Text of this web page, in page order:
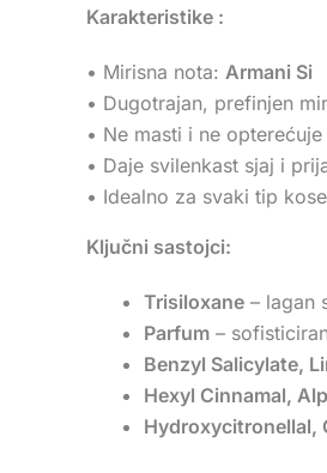
Karakteristike :
• Mirisna nota: Armani Si
• Dugotrajan, prefinjen
• Ne masti i ne
• Daje svilenkast sjaj i
• Idealno za svaki tip
Ključni sastojci:
Trisiloxane – lagan
Parfum –
Benzyl Salicylate,
Hexyl Cinnamal,
Hydroxycitronellal,